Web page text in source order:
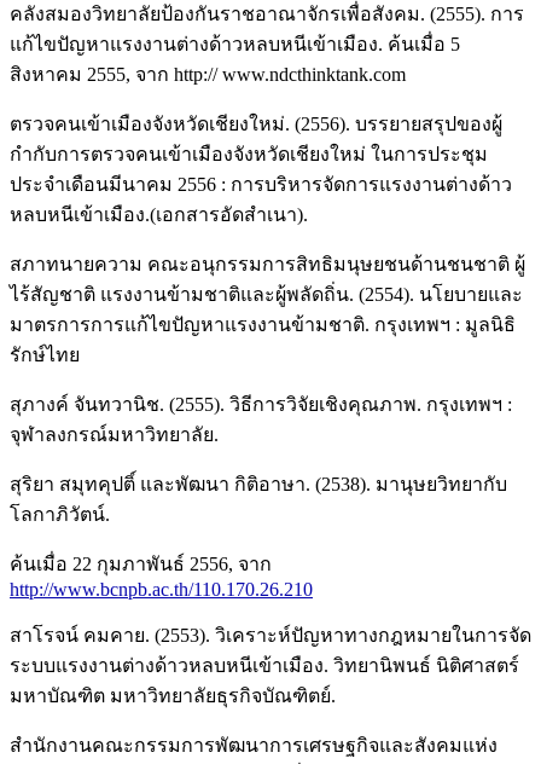
คลังสมองวิทยาลัยป้องกันราชอาณาจักรเพื่อสังคม. (2555). การ
แก้ไขปัญหาแรงงานต่างด้าวหลบหนีเข้าเมือง. ค้นเมื่อ 5
สิงหาคม 2555, จาก http:// www.ndcthinktank.com
ตรวจคนเข้าเมืองจังหวัดเชียงใหม่. (2556). บรรยายสรุปของผู้
กำกับการตรวจคนเข้าเมืองจังหวัดเชียงใหม่ ในการประชุม
ประจำเดือนมีนาคม 2556 : การบริหารจัดการแรงงานต่างด้าว
หลบหนีเข้าเมือง.(เอกสารอัดสำเนา).
สภาทนายความ คณะอนุกรรมการสิทธิมนุษยชนด้านชนชาติ ผู้
ไร้สัญชาติ แรงงานข้ามชาติและผู้พลัดถิ่น. (2554). นโยบายและ
มาตรการการแก้ไขปัญหาแรงงานข้ามชาติ. กรุงเทพฯ : มูลนิธิ
รักษ์ไทย
สุภางค์ จันทวานิช. (2555). วิธีการวิจัยเชิงคุณภาพ. กรุงเทพฯ :
จุฬาลงกรณ์มหาวิทยาลัย.
สุริยา สมุทคุปติ์ และพัฒนา กิติอาษา. (2538). มานุษยวิทยากับ
โลกาภิวัตน์.
ค้นเมื่อ 22 กุมภาพันธ์ 2556, จาก
http://www.bcnpb.ac.th/110.170.26.210
สาโรจน์ คมคาย. (2553). วิเคราะห์ปัญหาทางกฎหมายในการจัด
ระบบแรงงานต่างด้าวหลบหนีเข้าเมือง. วิทยานิพนธ์ นิติศาสตร์
มหาบัณฑิต มหาวิทยาลัยธุรกิจบัณฑิตย์.
สำนักงานคณะกรรมการพัฒนาการเศรษฐกิจและสังคมแห่ง